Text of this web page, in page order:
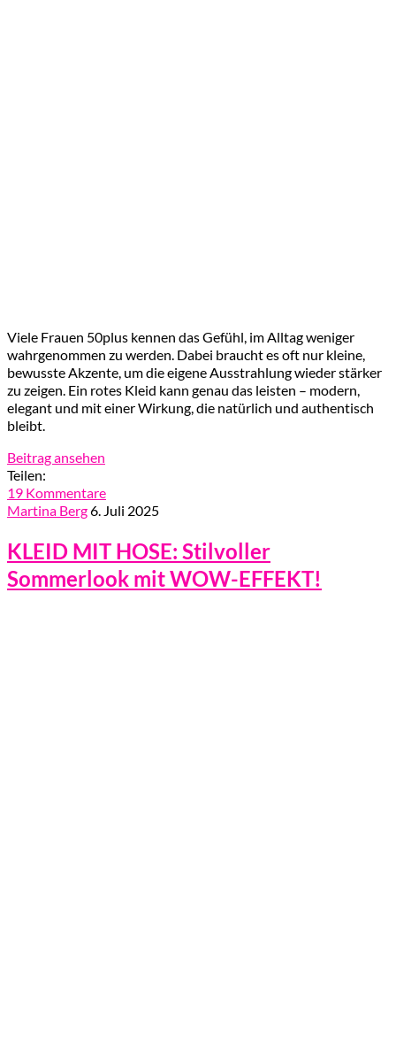
Viele Frauen 50plus kennen das Gefühl, im Alltag weniger
wahrgenommen zu werden. Dabei braucht es oft nur kleine,
bewusste Akzente, um die eigene Ausstrahlung wieder stärker
zu zeigen. Ein rotes Kleid kann genau das leisten – modern,
elegant und mit einer Wirkung, die natürlich und authentisch
bleibt.
Beitrag ansehen
Teilen:
19 Kommentare
Martina Berg6. Juli 2025
KLEID MIT HOSE: Stilvoller
Sommerlook mit WOW-EFFEKT!